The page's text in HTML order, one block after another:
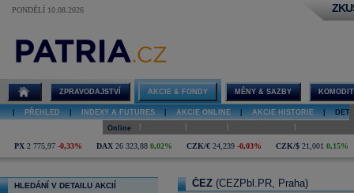
PONDĚLÍ 10.08.2026
ČEZ online
ZPRAVODAJSTVÍ AKCIE & FONDY MĚNY & SAZBY
PŘEHLED INDEXY A FUTURES AKCIE ONLINE AKCIE HISTORIE
Online
PX 2 775,97 -0,33% DAX 26 323,88 0,02% CZK/€ 24,239 -0,03% CZK/$ 21,001 0,15%
HLEDÁNÍ V DETAILU AKCIÍ ČEZ (CEZPbl.PR, Praha)